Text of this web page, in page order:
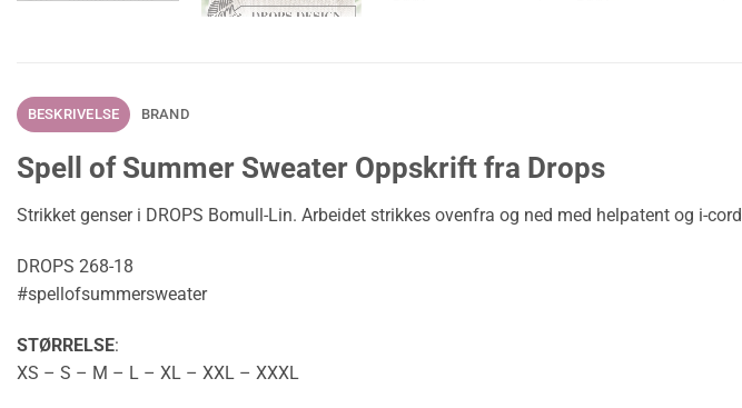
BESKRIVELSE BRAND
Spell of Summer Sweater Oppskrift fra Drops
Strikket genser i DROPS Bomull-Lin. Arbeidet strikkes ovenfra og ned med helpatent og i-cord
DROPS 268-18
#spellofsummersweater
STØRRELSE:
XS – S – M – L – XL – XXL – XXXL